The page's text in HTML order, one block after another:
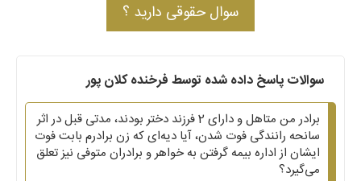
سوال حقوقی دارید ؟
سوالات پاسخ داده شده توسط فرخنده کلان پور
برادر من متاهل و دارای 2 فرزند دختر بودند، مدتی قبل در اثر
سانحه رانندگی فوت شدن، آیا دیه‌ای که زن برادرم بابت فوت
ایشان از اداره بیمه گرفتن به خواهر و برادران متوفی نیز تعلق
می‌گیرد؟